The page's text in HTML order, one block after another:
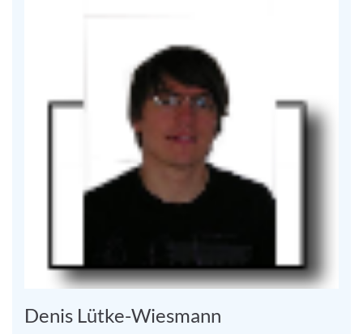
Denis Lütke-Wiesmann